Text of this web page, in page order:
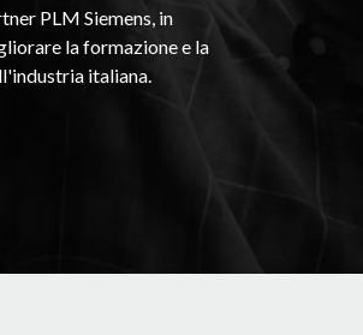
PLM Siemens, in
la formazione e la
italiana.